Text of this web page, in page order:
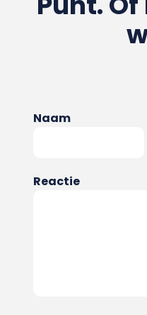
Naam
Reactie